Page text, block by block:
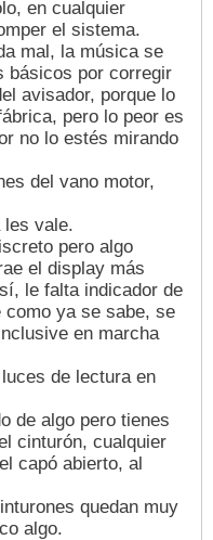
en cualquier
el sistema.
mal, la música se
básicos por corregir
avisador, porque lo
pero lo peor es
no lo estés mirando
del vano motor,
les vale.
pero algo
el display más
le falta indicador de
como ya se sabe, se
en marcha
de lectura en
de algo pero tienes
cinturón, cualquier
capó abierto, al
quedan muy
algo.